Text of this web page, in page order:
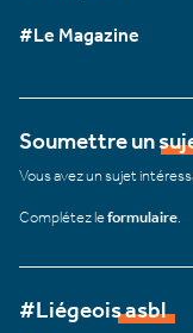
#Le Magazine
Soumettre un
Vous avez un sujet
Complétez leformulaire
#Liégeois asbl